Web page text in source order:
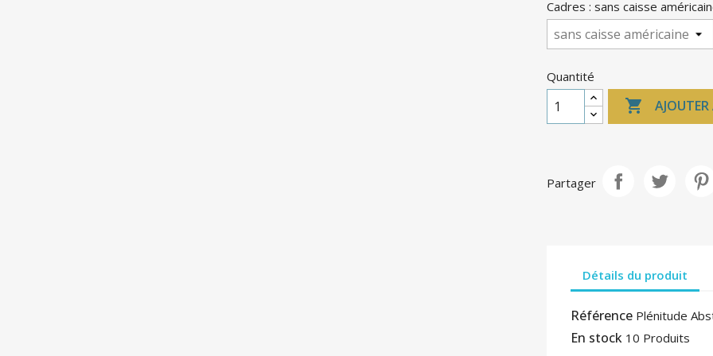
Cadres : sans caisse
Quantité

Partager
Détails du produit
Référence Plénitude
En stock 10 Produits